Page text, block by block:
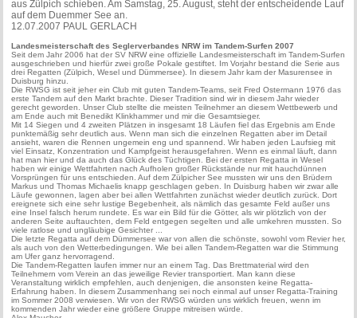
aus Zülpich schieben. Am Samstag, 25. August, steht der entscheidende Lauf
auf dem Duemmer See an.
12.07.2007 PAUL GERLACH
Landesmeisterschaft des Seglerverbandes NRW im Tandem-Surfen 2007
Seit dem Jahr 2006 hat der SV NRW eine offizielle Landesmeisterschaft im Tandem-Surfen
ausgeschrieben und hierfür zwei große Pokale gestiftet. Im Vorjahr bestand die Serie aus
drei Regatten (Zülpich, Wesel und Dümmersee). In diesem Jahr kam der Masurensee in
Duisburg hinzu.
Die RWSG ist seit jeher ein Club mit guten Tandem-Teams, seit Fred Ostermann 1976 das
erste Tandem auf den Markt brachte. Dieser Tradition sind wir in diesem Jahr wieder
gerecht geworden. Unser Club stellte die meisten Teilnehmer an diesem Wettbewerb und
am Ende auch mit Benedikt Klinkhammer und mir die Gesamtsieger.
Mit 14 Siegen und 4 zweiten Plätzen in insgesamt 18 Läufen fiel das Ergebnis am Ende
punktemäßig sehr deutlich aus. Wenn man sich die einzelnen Regatten aber im Detail
ansieht, waren die Rennen ungemein eng und spannend. Wir haben jeden Laufsieg mit
viel Einsatz, Konzentration und Kampfgeist herausgefahren. Wenn es einmal läuft, dann
hat man hier und da auch das Glück des Tüchtigen. Bei der ersten Regatta in Wesel
haben wir einige Wettfahrten nach Aufholen großer Rückstände nur mit hauchdünnen
Vorsprüngen für uns entschieden. Auf dem Zülpicher See mussten wir uns den Brüdern
Markus und Thomas Michaelis knapp geschlagen geben. In Duisburg haben wir zwar alle
Läufe gewonnen, lagen aber bei allen Wettfahrten zunächst wieder deutlich zurück. Dort
ereignete sich eine sehr lustige Begebenheit, als nämlich das gesamte Feld außer uns
eine Insel falsch herum rundete. Es war ein Bild für die Götter, als wir plötzlich von der
anderen Seite auftauchten, dem Feld entgegen segelten und alle umkehren mussten. So
viele ratlose und ungläubige Gesichter ...
Die letzte Regatta auf dem Dümmersee war von allen die schönste, sowohl vom Revier her,
als auch von den Wetterbedingungen. Wie bei allen Tandem-Regatten war die Stimmung
am Ufer ganz hervorragend.
Die Tandem-Regatten laufen immer nur an einem Tag. Das Brettmaterial wird den
Teilnehmern vom Verein an das jeweilige Revier transportiert. Man kann diese
Veranstaltung wirklich empfehlen, auch denjenigen, die ansonsten keine Regatta-
Erfahrung haben. In diesem Zusammenhang sei noch einmal auf unser Regatta-Training
im Sommer 2008 verwiesen. Wir von der RWSG würden uns wirklich freuen, wenn im
kommenden Jahr wieder eine größere Gruppe mitreisen würde.